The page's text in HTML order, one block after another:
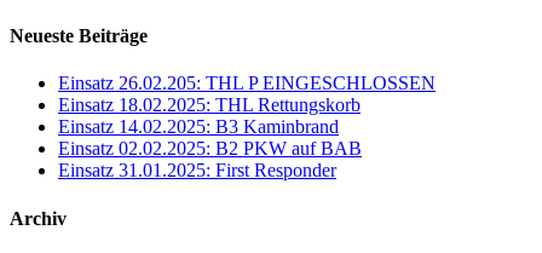
Neueste Beiträge
Einsatz 26.02.205: THL P EINGESCHLOSSEN
Einsatz 18.02.2025: THL Rettungskorb
Einsatz 14.02.2025: B3 Kaminbrand
Einsatz 02.02.2025: B2 PKW auf BAB
Einsatz 31.01.2025: First Responder
Archiv